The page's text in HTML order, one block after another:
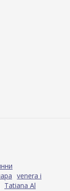
venera i
Tatiana Al